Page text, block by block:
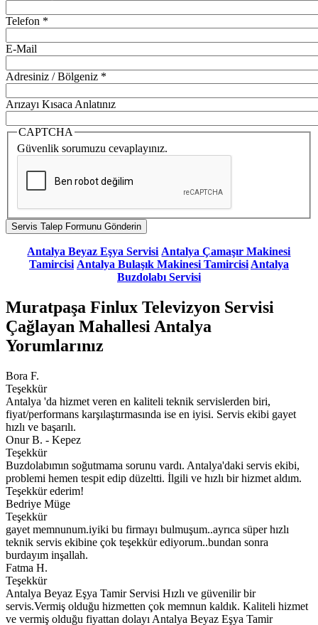
Telefon *
E-Mail
Adresiniz / Bölgeniz *
Arızayı Kısaca Anlatınız
CAPTCHA
Güvenlik sorumuzu cevaplayınız.
Antalya Beyaz Eşya Servisi Antalya Çamaşır Makinesi
Tamircisi Antalya Bulaşık Makinesi TamircisiAntalya
Buzdolabı Servisi
Muratpaşa Finlux Televizyon Servisi
Çağlayan Mahallesi Antalya
Yorumlarınız
Bora F.
Teşekkür
Antalya 'da hizmet veren en kaliteli teknik servislerden biri,
fiyat/performans karşılaştırmasında ise en iyisi. Servis ekibi gayet
hızlı ve başarılı.
Onur B. - Kepez
Teşekkür
Buzdolabımın soğutmama sorunu vardı. Antalya'daki servis ekibi,
problemi hemen tespit edip düzeltti. İlgili ve hızlı bir hizmet aldım.
Teşekkür ederim!
Bedriye Müge
Teşekkür
gayet memnunum.iyiki bu firmayı bulmuşum..ayrıca süper hızlı
teknik servis ekibine çok teşekkür ediyorum..bundan sonra
burdayım inşallah.
Fatma H.
Teşekkür
Antalya Beyaz Eşya Tamir Servisi Hızlı ve güvenilir bir
servis.Vermiş olduğu hizmetten çok memnun kaldık. Kaliteli hizmet
ve vermiş olduğu fiyattan dolayı Antalya Beyaz Eşya Tamir